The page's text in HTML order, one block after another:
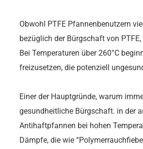
Obwohl PTFE Pfannenbenutzern
bezüglich der Bürgschaft von
Bei Temperaturen über 260°C
freizusetzen, die potenziell
Einer der Hauptgründe, warum
gesundheitliche Bürgschaft. in der
Antihaftpfannen bei hohen
Dämpfe, die wie